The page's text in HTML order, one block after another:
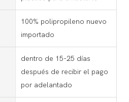
100% polipropileno nuevo
importado
dentro de 15-25 días
después de recibir el pago
por adelantado